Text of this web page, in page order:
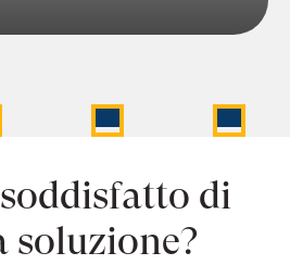
di
soluzione?